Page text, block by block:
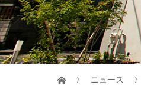
ニュース